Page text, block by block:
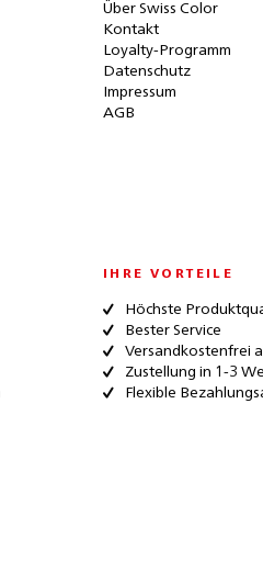
Über Swiss Color
Kontakt
Loyalty-Programm
Datenschutz
Impressum
AGB
IHRE VORTEILE
Höchste
Bester Service
Versandkostenfrei
Zustellung in 1-3
Flexible